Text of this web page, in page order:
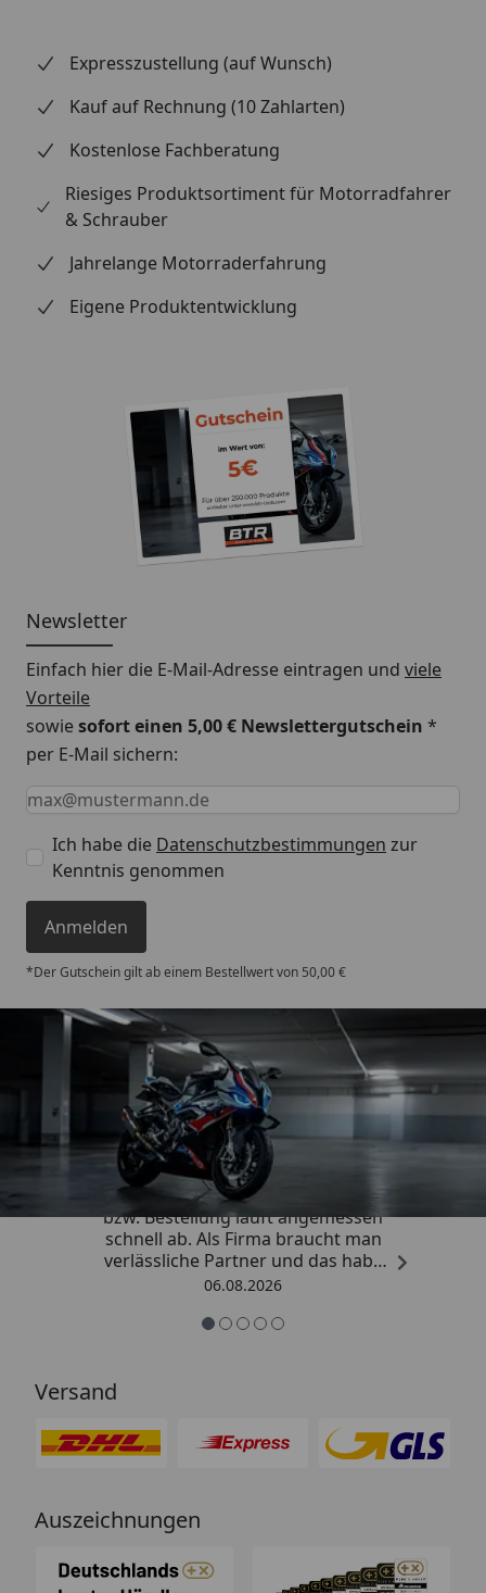
Expresszustellung (auf Wunsch)
Kauf auf Rechnung (10 Zahlarten)
Kostenlose Fachberatung
Riesiges Produktsortiment für Motorradfahrer
& Schrauber
Jahrelange Motorraderfahrung
Eigene Produktentwicklung
Newsletter
Einfach hier die E-Mail-Adresse eintragen und viele
Vorteile
sowiesofort einen 5,00 € Newslettergutschein *
per E-Mail sichern:
Keine Eingabe erforderlich
Eingabe erforderlich
E-Mail *
Ich habe die Datenschutzbestimmungen zur
Kenntnis genommen
Anmelden
*Der Gutschein gilt ab einem Bestellwert von 50,00 €
Trusted Shops
4,85/ 5
„Die Abwicklung eines Auftrages
bzw. Bestellung läuft angemessen
schnell ab. Als Firma braucht man
verlässliche Partner und das habe
ich hier gefunden.“
06.08.2026
Versand
Auszeichnungen